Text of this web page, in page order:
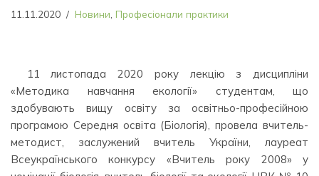
11.11.2020 Новини Професіонали практики
11 листопада 2020 року лекцію з дисципліни
«Методика навчання екології» студентам, що
здобувають вищу освіту за освітньо-професійною
програмою Середня освіта (Біологія), провела вчитель-
методист, заслужений вчитель України, лауреат
Всеукраїнського конкурсу «Вчитель року 2008» у